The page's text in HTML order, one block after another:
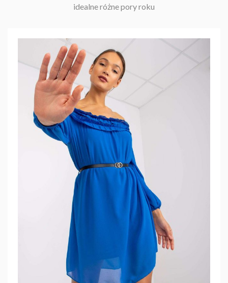
idealne różne pory roku